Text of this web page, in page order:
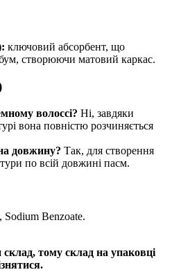
ключовий абсорбент, що
створюючи матовий каркас.
волоссі? Ні, завдяки
вона повністю розчиняється
довжину? Так, для створення
по всій довжині пасм.
Benzoate.
тому склад на упаковці